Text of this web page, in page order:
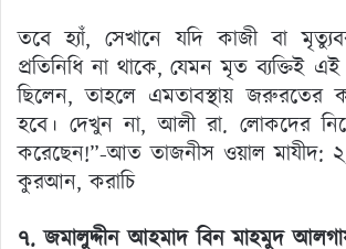
তবে হ্যাঁ, সেখানে যদি কাজী বা
প্রতিনিধি না থাকে, যেমন মৃত ব্যক্তিই এই
ছিলেন, তাহলে এমতাবস্থায় জরুরতের
হবে। দেখুন না, আলী রা. লোকদের
করেছেন!”-আত তাজনীস ওয়াল মাযীদ:
কুরআন, করাচি
৭. জমালুদ্দীন আহমাদ বিন মাহমুদ